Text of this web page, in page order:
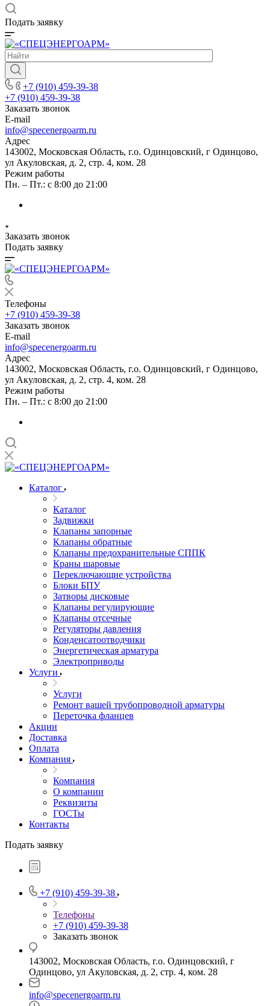
Подать заявку
+7 (910) 459-39-38
+7 (910) 459-39-38
Заказать звонок
E-mail
info@specenergoarm.ru
Адрес
143002, Московская Область, г.о. Одинцовский, г Одинцово,
ул Акуловская, д. 2, стр. 4, ком. 28
Режим работы
Пн. – Пт.: с 8:00 до 21:00
Заказать звонок
Подать заявку
Телефоны
+7 (910) 459-39-38
Заказать звонок
E-mail
info@specenergoarm.ru
Адрес
143002, Московская Область, г.о. Одинцовский, г Одинцово,
ул Акуловская, д. 2, стр. 4, ком. 28
Режим работы
Пн. – Пт.: с 8:00 до 21:00
Каталог
Каталог
Задвижки
Клапаны запорные
Клапаны обратные
Клапаны предохранительные СППК
Краны шаровые
Переключающие устройства
Блоки БПУ
Затворы дисковые
Клапаны регулирующие
Клапаны отсечные
Регуляторы давления
Конденсатоотводчики
Энергетическая арматура
Электроприводы
Услуги
Услуги
Ремонт вашей трубопроводной арматуры
Переточка фланцев
Акции
Доставка
Оплата
Компания
Компания
О компании
Реквизиты
ГОСТы
Контакты
Подать заявку
+7 (910) 459-39-38
Телефоны
+7 (910) 459-39-38
Заказать звонок
143002, Московская Область, г.о. Одинцовский, г
Одинцово, ул Акуловская, д. 2, стр. 4, ком. 28
info@specenergoarm.ru